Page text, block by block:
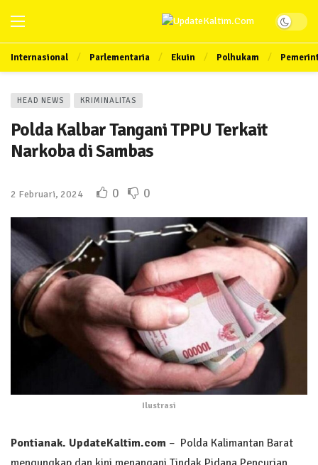
Internasional Parlementaria Ekuin Polhukam
HEAD NEWS KRIMINALITAS
Polda Kalbar Tangani TPPU Terkait
Narkoba di Sambas
2 Februari, 2024 0 0
Ilustrasi
Pontianak. UpdateKaltim.com – Polda Kalimantan Barat